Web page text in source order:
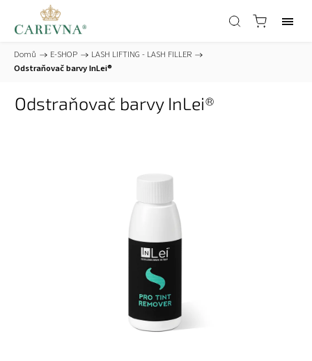
Domů / E-SHOP / LASH LIFTING - LASH FILLER /
Odstraňovač barvy InLei®
Odstraňovač barvy InLei®